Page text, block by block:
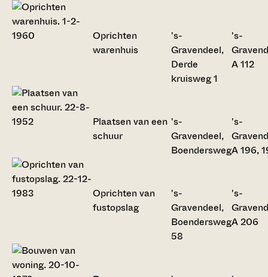
Oprichten
warenhuis
's-
Gravendeel,
Derde
kruisweg 1
's-
A 112
Plaatsen van een
schuur
's-
Gravendeel,
Boendersweg
's-
A 196,
Oprichten van
fustopslag
's-
Gravendeel,
Boendersweg
58
's-
A 206